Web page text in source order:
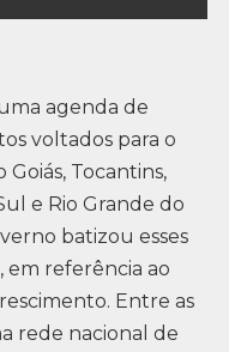
agenda de
voltados para o
Tocantins,
e Rio Grande do
batizou esses
em referência ao
Entre as
rede nacional de